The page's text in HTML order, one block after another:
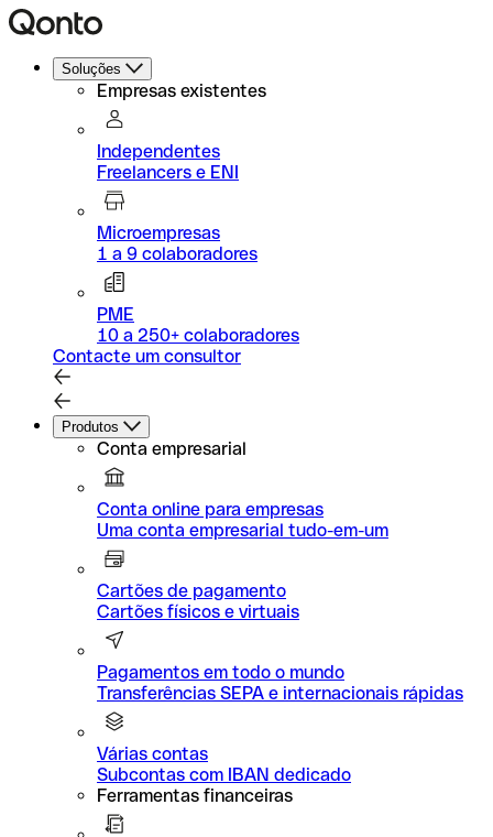
Soluções
Empresas existentes
Independentes
Freelancers e ENI
Microempresas
1 a 9 colaboradores
PME
10 a 250+ colaboradores
Contacte um consultor
Produtos
Conta empresarial
Conta online para empresas
Uma conta empresarial tudo-em-um
Cartões de pagamento
Cartões físicos e virtuais
Pagamentos em todo o mundo
Transferências SEPA e internacionais rápidas
Várias contas
Subcontas com IBAN dedicado
Ferramentas financeiras